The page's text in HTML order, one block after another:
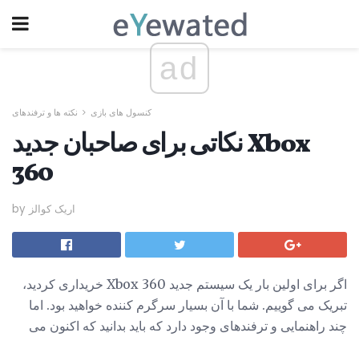
ad
کنسول های بازی نکته ها و ترفندهای
نکاتی برای صاحبان جدید Xbox
360
by اریک کوالز
اگر برای اولین بار یک سیستم جدید Xbox 360 خریداری کردید،
تبریک می گوییم. شما با آن بسیار سرگرم کننده خواهید بود. اما
چند راهنمایی و ترفندهای وجود دارد که باید بدانید که اکنون می